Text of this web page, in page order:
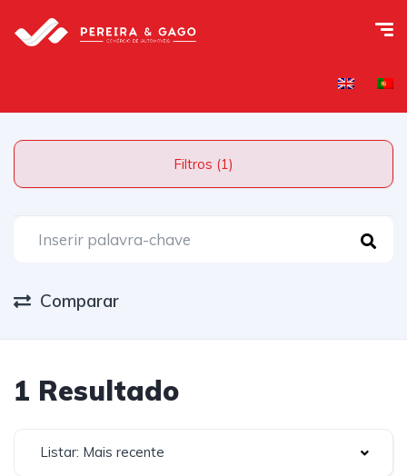
Filtros (1)
Comparar
1 Resultado
Listar: Mais recente